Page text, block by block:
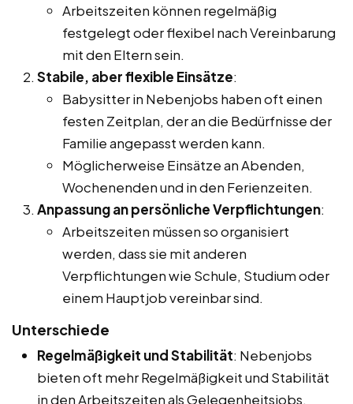
Arbeitszeiten können regelmäßig
festgelegt oder flexibel nach Vereinbarung
mit den Eltern sein.
Stabile, aber flexible Einsätze:
Babysitter in Nebenjobs haben oft einen
festen Zeitplan, der an die Bedürfnisse der
Familie angepasst werden kann.
Möglicherweise Einsätze an Abenden,
Wochenenden und in den Ferienzeiten.
Anpassung an persönliche Verpflichtungen:
Arbeitszeiten müssen so organisiert
werden, dass sie mit anderen
Verpflichtungen wie Schule, Studium oder
einem Hauptjob vereinbar sind.
Unterschiede
Regelmäßigkeit und Stabilität: Nebenjobs
bieten oft mehr Regelmäßigkeit und Stabilität
in den Arbeitszeiten als Gelegenheitsjobs.